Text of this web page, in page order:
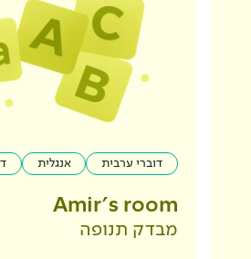
דוברי ערבית אנגלית
Amir's room
מבדק תנופה